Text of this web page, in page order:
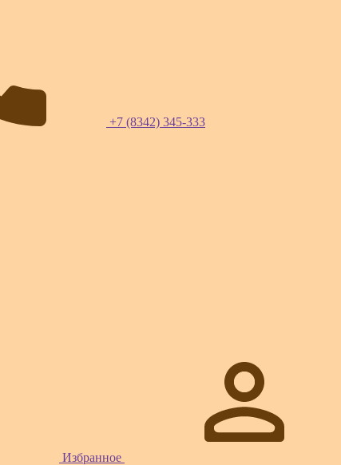
+7 (8342) 345-333
Избранное